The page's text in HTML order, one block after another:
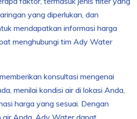
yang diperlukan, dan
mendapatkan informasi harga
menghubungi tim Ady Water
konsultasi mengenai
menilai kondisi air di lokasi Anda,
harga yang sesuai. Dengan
air Anda, Ady Water dapat